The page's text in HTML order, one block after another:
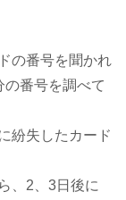
の番号を聞かれ
の番号を調べて
紛失したカード
、2、3日後に